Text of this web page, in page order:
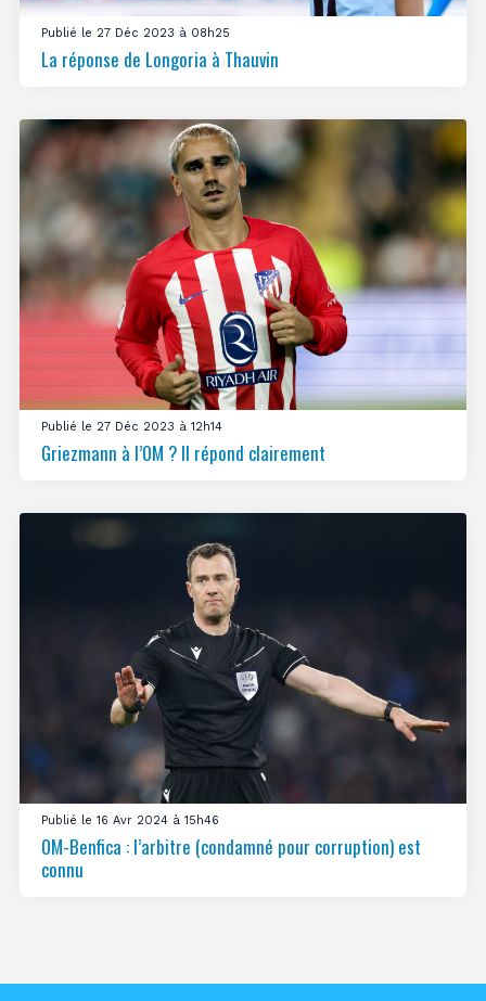
Publié le 27 Déc 2023 à 08h25
La réponse de Longoria à Thauvin
Publié le 27 Déc 2023 à 12h14
Griezmann à l’OM ? Il répond clairement
Publié le 16 Avr 2024 à 15h46
OM-Benfica : l’arbitre (condamné pour corruption) est
connu